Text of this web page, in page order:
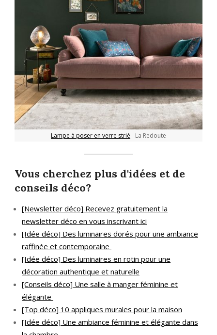
Lampe à poser en verre strié - La Redoute
Vous cherchez plus d'idées et de
conseils déco?
[Newsletter déco] Recevez gratuitement la
newsletter déco en vous inscrivant ici
[Idée déco] Des luminaires dorés pour une ambiance
raffinée et contemporaine
[Idée déco] Des luminaires en rotin pour une
décoration authentique et naturelle
[Conseils déco] Une salle à manger féminine et
élégante
[Top déco] 10 appliques murales pour la maison
[Idée déco] Une ambiance féminine et élégante dans